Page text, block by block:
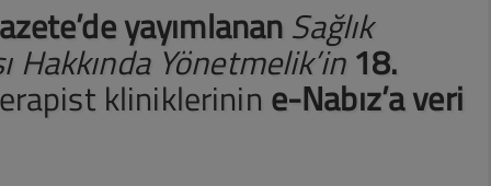
yayımlananSağlık
Hakkında Yönetmelik’in 18.
kliniklerinin e-Nabız’a veri